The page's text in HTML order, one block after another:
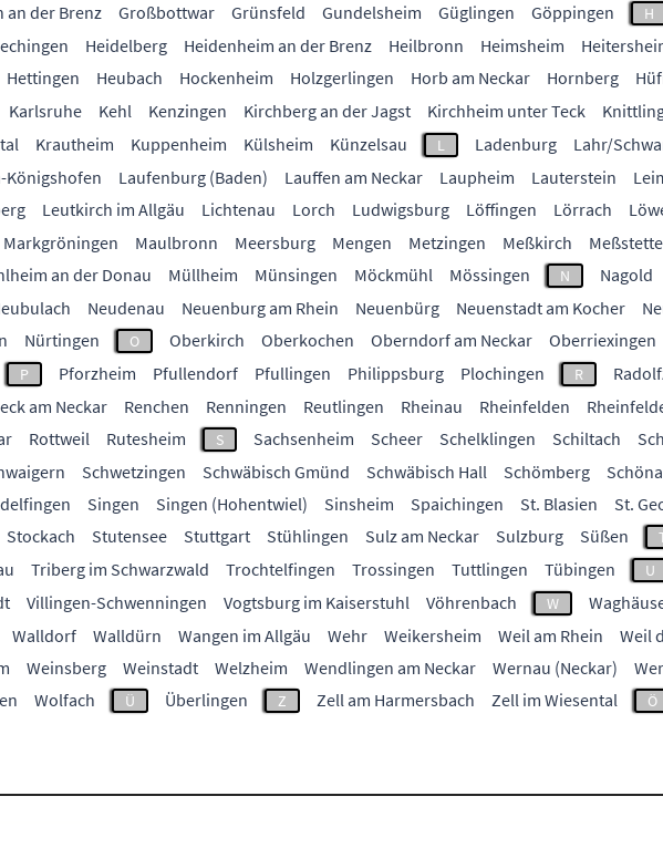
an der Brenz Großbottwar Grünsfeld Gundelsheim Güglingen Göppingen H
Heidelberg Heidenheim an der Brenz Heilbronn Heimsheim
Hettingen Heubach Hockenheim Holzgerlingen Horb am Neckar Hornberg
Karlsruhe Kehl Kenzingen Kirchberg an der Jagst Kirchheim unter Teck
Krautheim Kuppenheim Külsheim Künzelsau L Ladenburg Lahr/
Königshofen Laufenburg (Baden) Lauffen am Neckar Laupheim Lauterstein
Leutkirch im Allgäu Lichtenau Lorch Ludwigsburg Löffingen Lörrach
Markgröningen Maulbronn Meersburg Mengen Metzingen Meßkirch
an der Donau Müllheim Münsingen Möckmühl Mössingen N Nagold
Neudenau Neuenburg am Rhein Neuenbürg Neuenstadt am Kocher
Nürtingen O Oberkirch Oberkochen Oberndorf am Neckar Oberriexingen
P Pforzheim Pfullendorf Pfullingen Philippsburg Plochingen R
am Neckar Renchen Renningen Reutlingen Rheinau Rheinfelden
Rottweil Rutesheim S Sachsenheim Scheer Schelklingen Schiltach
Schwetzingen Schwäbisch Gmünd Schwäbisch Hall Schömberg
Singen Singen (Hohentwiel) Sinsheim Spaichingen St. Blasien
St.
Stockach Stutensee Stuttgart Stühlingen Sulz am Neckar Sulzburg Süßen
Triberg im Schwarzwald Trochtelfingen Trossingen Tuttlingen Tübingen U
Villingen-Schwenningen Vogtsburg im Kaiserstuhl Vöhrenbach W
Walldorf Walldürn Wangen im Allgäu Wehr Weikersheim Weil am Rhein
Weil
Weinsberg Weinstadt Welzheim Wendlingen am Neckar Wernau (Neckar)
Wolfach Ü Überlingen Z Zell am Harmersbach Zell im Wiesental Ö